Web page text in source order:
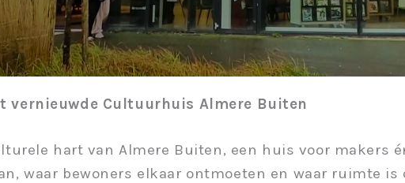
vernieuwde Cultuurhuis Almere Buiten
hart van Almere Buiten, een huis voor makers
waar bewoners elkaar ontmoeten en waar ruimte